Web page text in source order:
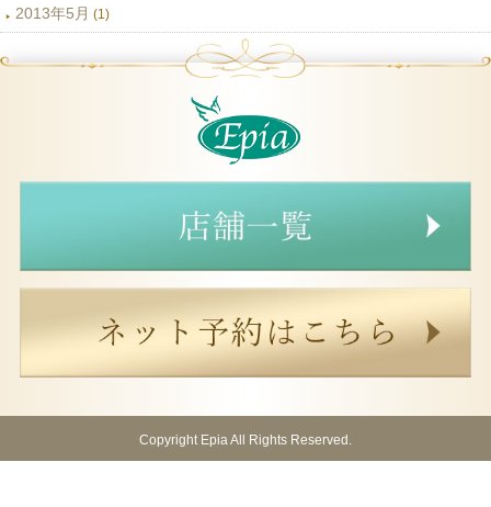
2013年5月 (1)
Copyright Epia All Rights Reserved.